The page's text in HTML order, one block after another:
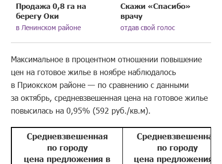
Продажа 0,8 га на
берегу Оки
в Ленинском районе
Скажи «Спасибо»
врачу
отдав свой голос
Максимальное в процентном отношении повышение
цен на готовое жилье в ноябре наблюдалось
в Приокском районе — по сравнению с данными
за октябрь, средневзвешенная цена на готовое жилье
повысилась на 0,95% (592 руб./кв.м).
Средневзвешенная
по городу
цена предложения в
Средневзвешенная
по городу
цена предложения в